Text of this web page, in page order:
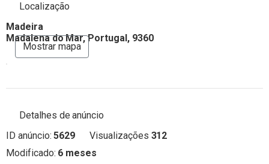
Localização
Madeira
Madalena do Mar, Portugal, 9360
Mostrar mapa
Detalhes de anúncio
ID anúncio: 5629 Visualizações 312
Modificado: 6 meses